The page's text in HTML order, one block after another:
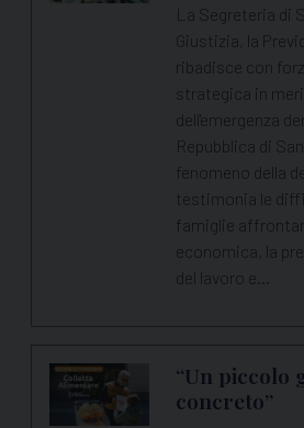
La Segreteria di
Giustizia, la
ribadisce con
strategica in
dell'emergenza
Repubblica di
fenomeno della
testimonia le
famiglie
economica, la
del lavoro e…
“Un piccolo
concreto”